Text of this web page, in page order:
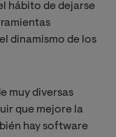
hábito de dejarse
dinamismo de los
muy diversas
que mejore la
hay software